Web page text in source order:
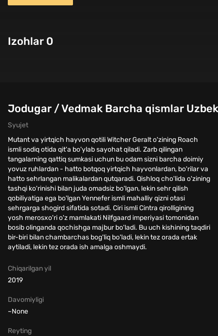
Izohlar 0
Jodugar / Vedmak Barcha qismlar
Syujet
Mutant va yirtqich hayvon qotili Witcher Geralt o'zining Roach
ismli sodiq otida qit'a bo'ylab sayohat qiladi. Zarb qilingan
tangalarning qattiq sumkasi uchun bu odam sizni barcha doimiy
yovuz ruhlardan - hatto botqoq yirtqich hayvonlardan, bo'rilar va
hatto sehrlangan malikalardan qutqaradi. Qishloq cho'lida o'zining
tashqi ko'rinishi bilan juda omadsiz bo'lgan, lekin sehr qilish
qobiliyatiga ega bo'lgan Yennefer ismli mahalliy qizni otasi
sehrgarga shogird sifatida sotadi. Ciri ismli Cintra qirolligining
yosh merosxo'ri o'z mamlakati Nilfgaard imperiyasi tomonidan
bosib olinganda qochishga majbur bo'ladi. Bu uch kishining taqdiri
bir-biri bilan chambarchas bog'liq bo'ladi, lekin tez orada ertak
aytiladi, lekin tez orada ish amalga oshmaydi.
Chiqarilgan yil
2019
Davomiyligi
~None
Reyting